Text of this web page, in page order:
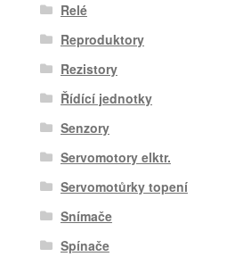
Relé
Reproduktory
Rezistory
Řídící jednotky
Senzory
Servomotory elktr.
Servomotůrky topení
Snímače
Spínače